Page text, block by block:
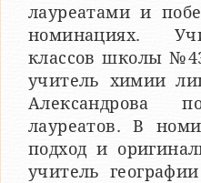
лауреатами и
номинациях.
классов школы
учитель химии
Александрова
лауреатов. В
подход и
учитель